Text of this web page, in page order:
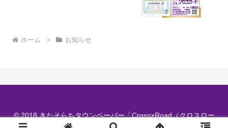
ホーム お知らせ
© 2018 きたそらちタウンペーパー「Cross×Road（クロスロー